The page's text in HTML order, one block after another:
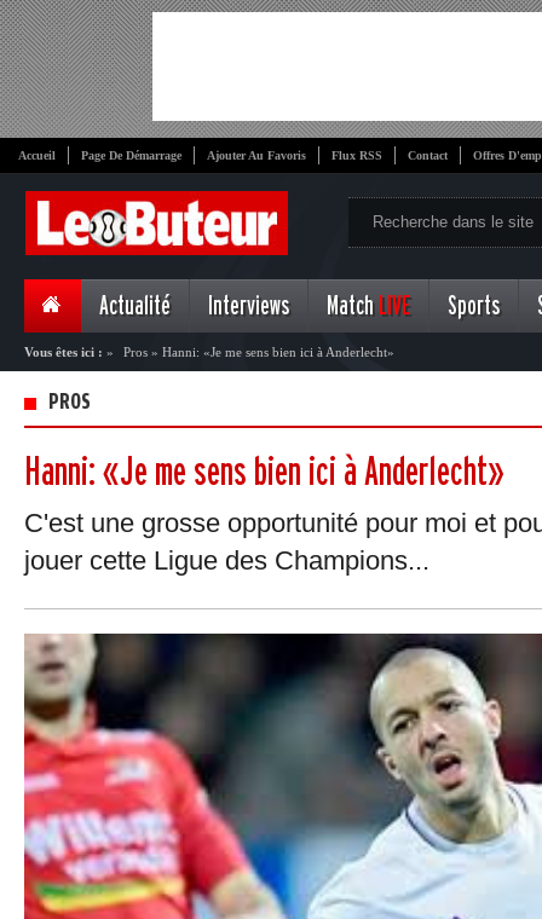
Accueil Page De Démarrage Ajouter Au Favoris Flux RSS Contact Offres
Actualité Interviews Match LIVE Sports
Vous êtes ici : » Pros » Hanni: «Je me sens bien ici à Anderlecht»
PROS
Hanni: «Je me sens bien ici à Anderlecht»
C'est une grosse opportunité pour moi et
jouer cette Ligue des Champions...